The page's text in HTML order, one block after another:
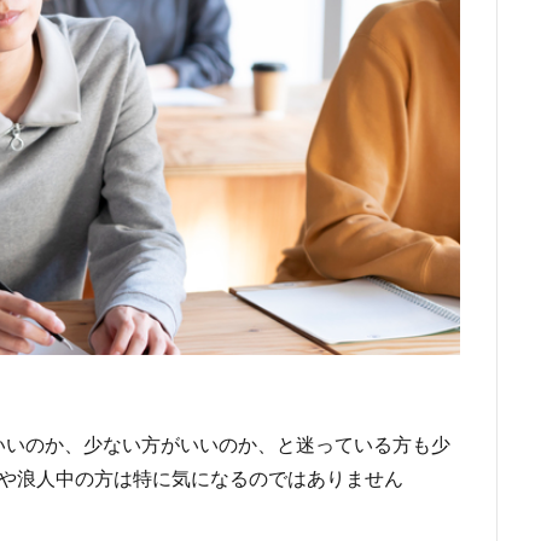
のか、少ない方がいいのか、と迷っている方も少
浪人中の方は特に気になるのではありません